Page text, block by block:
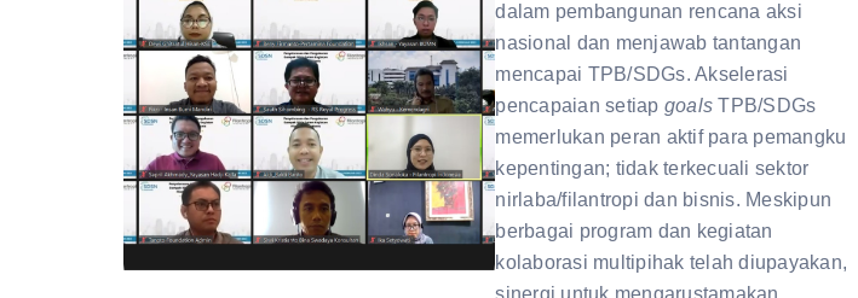
dalam pembangunan rencana aksi
nasional dan menjawab tantangan
mencapai TPB/SDGs. Akselerasi
pencapaian setiap goals TPB/SDGs
memerlukan peran aktif para pemangku
kepentingan; tidak terkecuali sektor
nirlaba/filantropi dan bisnis. Meskipun
berbagai program dan kegiatan
kolaborasi multipihak telah diupayakan,